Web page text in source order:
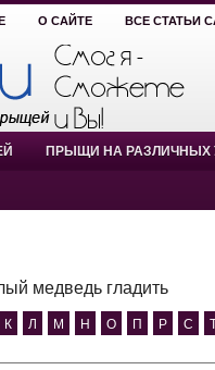
О САЙТЕ ВСЕ СТАТЬИ
ПРЫЩИ НА РАЗЛИЧНЫХ
медведь гладить
К Л М Н О П Р С